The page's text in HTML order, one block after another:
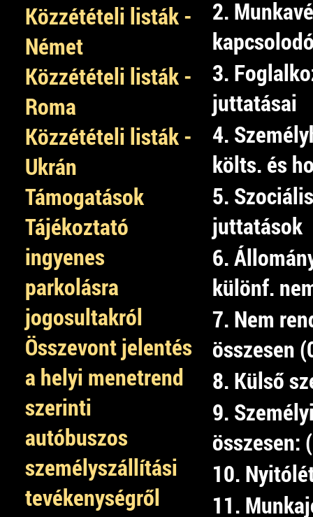
Közzétételi listák -
Német
Közzétételi listák -
Roma
Közzétételi listák -
Ukrán
Támogatások
Tájékoztató
ingyenes
parkolásra
jogosultakról
Összevont jelentés
a helyi menetrend
szerinti
autóbuszos
személyszállítási
tevékenységről
2.
3.
juttatásai
4.
költs. és
5.
juttatások
6.
különf.
7. Nem
összesen
8. Külső
9.
összesen:
10.
11.